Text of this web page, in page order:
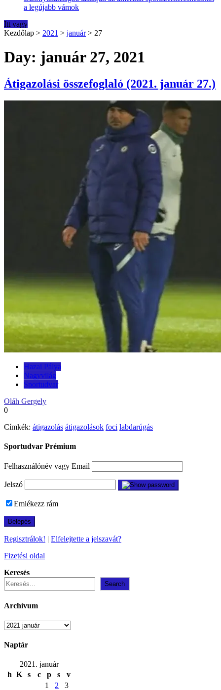
a legújabb vámok
Itt vagy
Kezdőlap > 2021 > január > 27
Day: január 27, 2021
Átigazolási összefoglaló (2021. január 27.)
Hazai Pálya
Nagyvilág
Sportudvar
Oláh Gergely
0
Címkék: átigazolás átigazolások foci labdarúgás
Sportudvar Prémium
Felhasználónév vagy Email
Jelszó
Emlékezz rám
Regisztrálok! | Elfelejtette a jelszavát?
Fizetési oldal
Keresés
Search
Archívum
Archívum
Naptár
2021. január
h K s c p s
v
1
2
3